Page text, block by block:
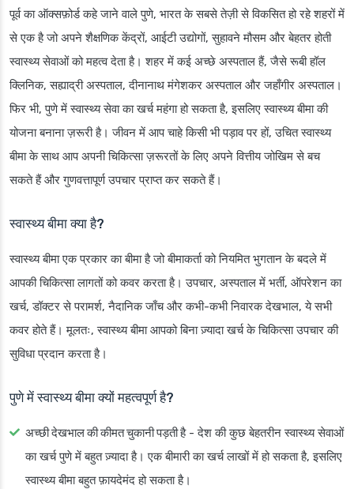
पूर्व का ऑक्सफ़ोर्ड कहे जाने वाले पुणे, भारत के सबसे तेज़ी से विकसित हो रहे शहरों में
से एक है जो अपने शैक्षणिक केंद्रों, आईटी उद्योगों, सुहावने मौसम और बेहतर होती
स्वास्थ्य सेवाओं को महत्व देता है। शहर में कई अच्छे अस्पताल हैं, जैसे रूबी हॉल
क्लिनिक, सह्याद्री अस्पताल, दीनानाथ मंगेशकर अस्पताल और जहाँगीर अस्पताल।
फिर भी, पुणे में स्वास्थ्य सेवा का खर्च महंगा हो सकता है, इसलिए स्वास्थ्य बीमा की
योजना बनाना ज़रूरी है। जीवन में आप चाहे किसी भी पड़ाव पर हों, उचित स्वास्थ्य
बीमा के साथ आप अपनी चिकित्सा ज़रूरतों के लिए अपने वित्तीय जोखिम से बच
सकते हैं और गुणवत्तापूर्ण उपचार प्राप्त कर सकते हैं।
स्वास्थ्य बीमा क्या है?
स्वास्थ्य बीमा एक प्रकार का बीमा है जो बीमाकर्ता को नियमित भुगतान के बदले में
आपकी चिकित्सा लागतों को कवर करता है। उपचार, अस्पताल में भर्ती, ऑपरेशन का
खर्च, डॉक्टर से परामर्श, नैदानिक जाँच और कभी-कभी निवारक देखभाल, ये सभी
कवर होते हैं। मूलतः, स्वास्थ्य बीमा आपको बिना ज़्यादा खर्च के चिकित्सा उपचार की
सुविधा प्रदान करता है।
पुणे में स्वास्थ्य बीमा क्यों महत्वपूर्ण है?
अच्छी देखभाल की कीमत चुकानी पड़ती है- देश की कुछ बेहतरीन स्वास्थ्य सेवाओं
का खर्च पुणे में बहुत ज़्यादा है। एक बीमारी का खर्च लाखों में हो सकता है, इसलिए
स्वास्थ्य बीमा बहुत फ़ायदेमंद हो सकता है।